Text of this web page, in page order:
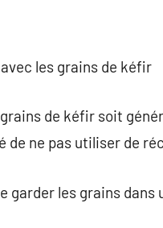
les grains de kéfir
de kéfir soit
de ne pas utiliser de
garder les grains